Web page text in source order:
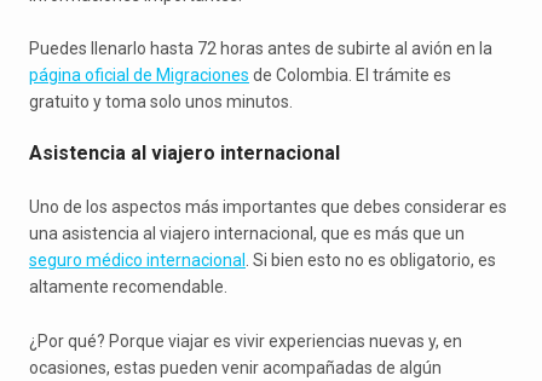
Puedes llenarlo hasta 72 horas antes de subirte al avión en la
página oficial de Migraciones de Colombia. El trámite es
gratuito y toma solo unos minutos.
Asistencia al viajero internacional
Uno de los aspectos más importantes que debes considerar es
una asistencia al viajero internacional, que es más que un
seguro médico internacional . Si bien esto no es obligatorio, es
altamente recomendable.
¿Por qué? Porque viajar es vivir experiencias nuevas y, en
ocasiones, estas pueden venir acompañadas de algún